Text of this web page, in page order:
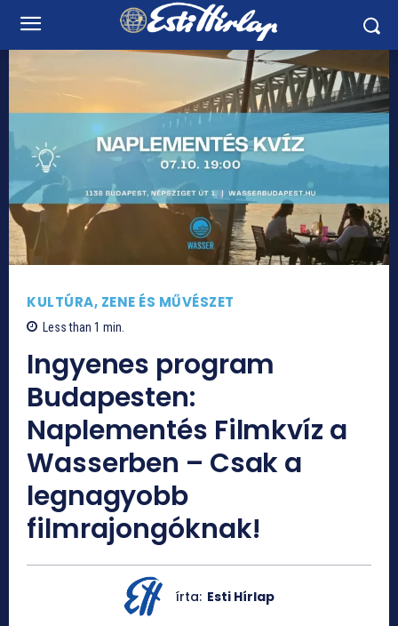
KULTÚRA, ZENE ÉS MŰVÉSZET
Less than 1 min.
Ingyenes program
Budapesten:
Naplementés Filmkvíz a
Wasserben – Csak a
legnagyobb
filmrajongóknak!
írta: Esti Hírlap